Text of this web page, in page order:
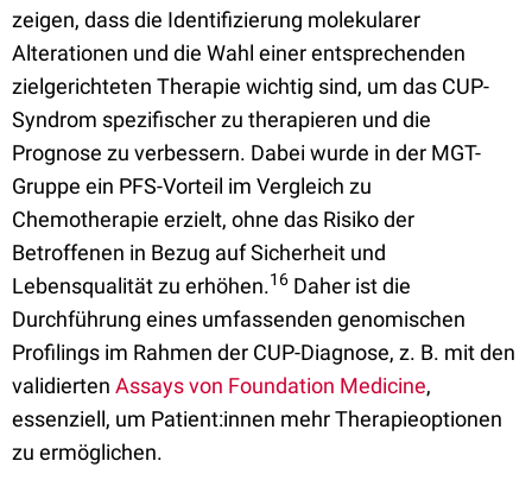
zeigen, dass die Identifizierung molekularer
Alterationen und die Wahl einer entsprechenden
zielgerichteten Therapie wichtig sind, um das CUP-
Syndrom spezifischer zu therapieren und die
Prognose zu verbessern. Dabei wurde in der MGT-
Gruppe ein PFS-Vorteil im Vergleich zu
Chemotherapie erzielt, ohne das Risiko der
Betroffenen in Bezug auf Sicherheit und
Lebensqualität zu erhöhen.16 Daher ist die
Durchführung eines umfassenden genomischen
Profilings im Rahmen der CUP-Diagnose, z. B. mit den
validierten Assays von Foundation Medicine,
essenziell, um Patient:innen mehr Therapieoptionen
zu ermöglichen.